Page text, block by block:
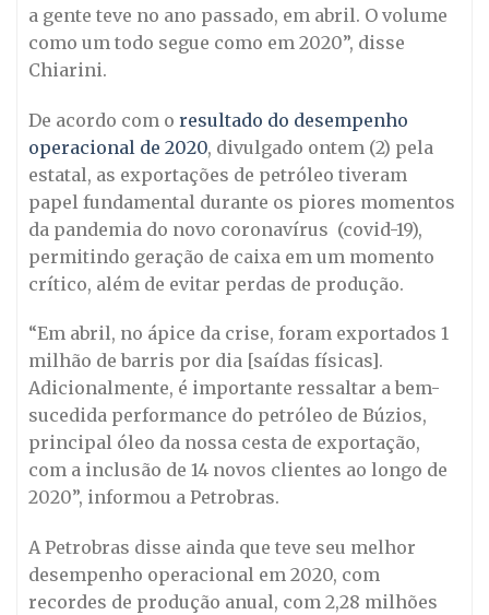
a gente teve no ano passado, em abril. O volume
como um todo segue como em 2020”, disse
Chiarini.
De acordo com o resultado do desempenho
operacional de 2020, divulgado ontem (2) pela
estatal, as exportações de petróleo tiveram
papel fundamental durante os piores momentos
da pandemia do novo coronavírus (covid-19),
permitindo geração de caixa em um momento
crítico, além de evitar perdas de produção.
“Em abril, no ápice da crise, foram exportados 1
milhão de barris por dia [saídas físicas].
Adicionalmente, é importante ressaltar a bem-
sucedida performance do petróleo de Búzios,
principal óleo da nossa cesta de exportação,
com a inclusão de 14 novos clientes ao longo de
2020”, informou a Petrobras.
A Petrobras disse ainda que teve seu melhor
desempenho operacional em 2020, com
recordes de produção anual, com 2,28 milhões